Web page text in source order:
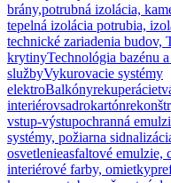
brány,potrubná izolácia,
tepelná izolácia potrubia,
technické zariadenia budov,
krytinyTechnológia bazénu
službyVykurovacie systémy
elektroBalkónyrekuperácie
interiérovsadrokartón
vstup-výstupochranná
systémy, požiarna
osvetlenieasfaltové emulzie,
interiérové farby, omietky